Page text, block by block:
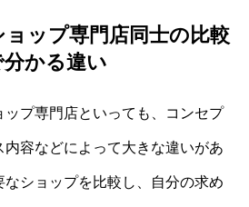
ップ専門店同士の比較
分かる違い
ップ専門店といっても、コンセプ
内容などによって大きな違いがあ
なショップを比較し、自分の求め